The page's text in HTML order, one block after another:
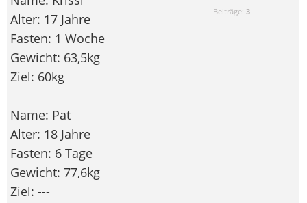
Beiträge:3
Alter: 17 Jahre
Fasten: 1 Woche
Gewicht: 63,5kg
Ziel: 60kg
Name: Pat
Alter: 18 Jahre
Fasten: 6 Tage
Gewicht: 77,6kg
Ziel: ---